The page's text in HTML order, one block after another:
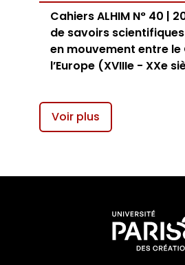
Cahiers ALHIM N° 40 |
de savoirs
en mouvement entre le
l’Europe (XVIIIe - XXe
Voir plus